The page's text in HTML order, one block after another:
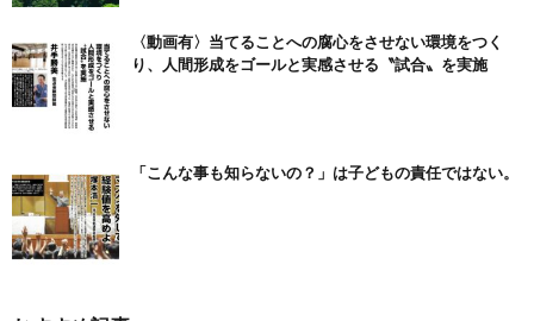
〈動画有〉当てることへの腐心をさせない環境をつく
り、人間形成をゴールと実感させる〝試合〟を実施
「こんな事も知らないの？」は子どもの責任ではない。